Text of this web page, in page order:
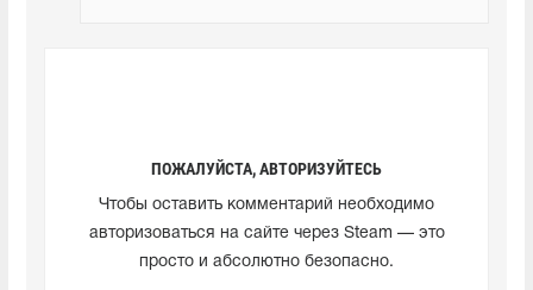
ПОЖАЛУЙСТА, АВТОРИЗУЙТЕСЬ
Чтобы оставить комментарий необходимо
авторизоваться на сайте через Steam — это
просто и абсолютно безопасно.